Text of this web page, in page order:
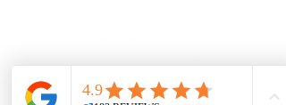
세요.• 또는 아래 텍스트를 호텔 프